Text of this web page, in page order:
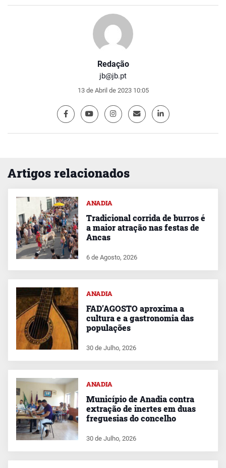
Redação
jb@jb.pt
13 de Abril de 2023 10:05
Artigos relacionados
ANADIA
Tradicional corrida de burros é
a maior atração nas festas de
Ancas
6 de Agosto, 2026
ANADIA
FAD’AGOSTO aproxima a
cultura e a gastronomia das
populações
30 de Julho, 2026
ANADIA
Município de Anadia contra
extração de inertes em duas
freguesias do concelho
30 de Julho, 2026